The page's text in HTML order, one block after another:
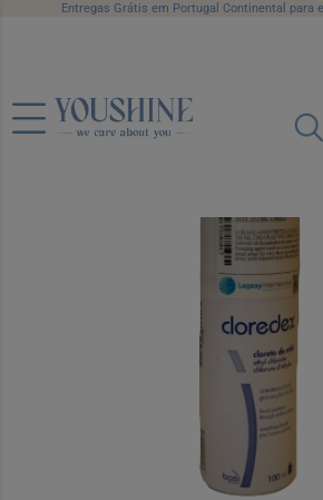
Entregas Grátis em Portugal Continental para
Cloredex Spray Cloreto